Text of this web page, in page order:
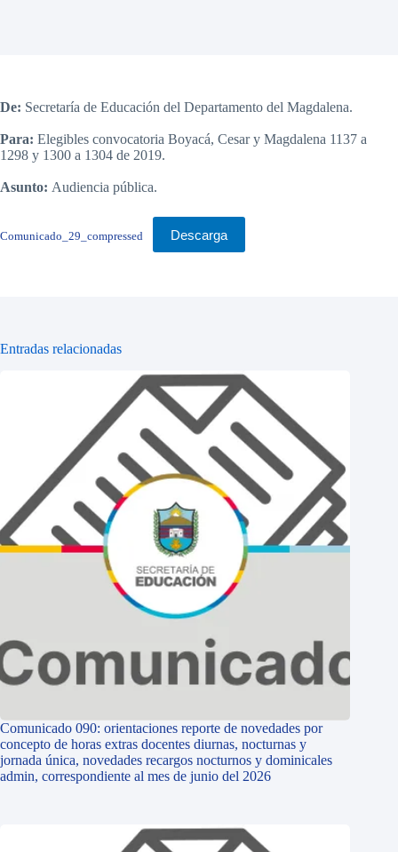
De: Secretaría de Educación del Departamento del Magdalena.
Para: Elegibles convocatoria Boyacá, Cesar y Magdalena 1137 a
1298 y 1300 a 1304 de 2019.
Asunto: Audiencia pública.
Comunicado_29_compressed Descarga
Entradas relacionadas
Comunicado 090: orientaciones reporte de novedades por
concepto de horas extras docentes diurnas, nocturnas y
jornada única, novedades recargos nocturnos y dominicales
admin, correspondiente al mes de junio del 2026